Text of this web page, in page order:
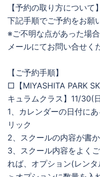
【予約の取り方について】
下記手順でご予約をお願
※ご不明な点があった場
メールにてお問い合せく
【ご予約手順】
□【MIYASHITA PARK
キュラムクラス】11/30(
1、カレンダーの日付に
リック
2、スクールの内容が書
3、スクール内容をよく
れば、オプション(レン